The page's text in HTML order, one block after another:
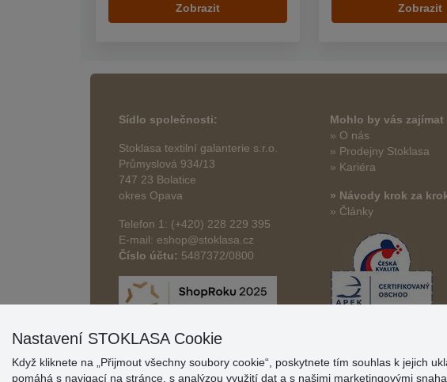
Zobrazit Zobrazit
Sídlo společnosti:
Stoklasa textilní galanterie s.r.o.
Průmyslová 934/13
747 23 Bolatice
okres Opava
Telefon 1: (+420) 228 229 395
E-mail: eshop@stoklasa.cz
Číslo účtu: 5487372/0800
Mohlo by vás zajímat
» O nás
» Prodejny Stoklasa
» Kariéra
» Návody krok za
» Články
Nastavení STOKLASA Cookie
Když kliknete na „Přijmout všechny soubory cookie“, poskytnete tím souhlas k jejich
pomáhá s navigací na stránce, s analýzou využití dat a s našimi marketingovými